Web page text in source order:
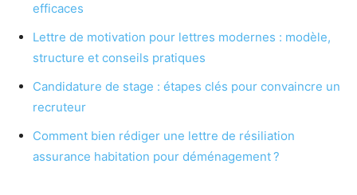
efficaces
Lettre de motivation pour lettres modernes : modèle,
structure et conseils pratiques
Candidature de stage : étapes clés pour convaincre un
recruteur
Comment bien rédiger une lettre de résiliation
assurance habitation pour déménagement ?